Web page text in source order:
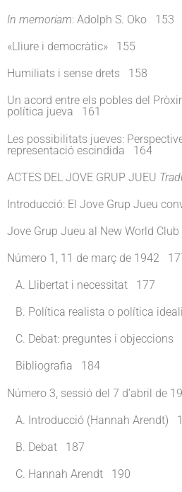
In memoriam: Adolph S. Oko 153
«Lliure i democràtic» 155
Humiliats i sense drets 158
Un acord entre els pobles del
política jueva 161
Les possibilitats jueves:
representació escindida 164
ACTES DEL JOVE GRUP JUEU
Introducció: El Jove Grup Jueu
Jove Grup Jueu al New World
Número 1, 11 de març de 1942
A. Llibertat i necessitat 177
B. Política realista o política
C. Debat: preguntes i objeccions
Bibliografia 184
Número 3, sessió del 7 d’abril de
A. Introducció (Hannah Arendt)
B. Debat 187
C. Hannah Arendt 190